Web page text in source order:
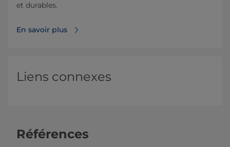
et durables.
En savoir plus
Liens connexes
Références